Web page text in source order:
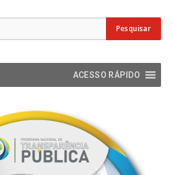
ACESSO RÁPIDO